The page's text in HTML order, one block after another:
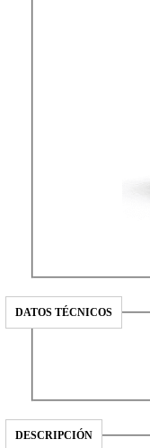
DATOS TÉCNICOS
DESCRIPCIÓN